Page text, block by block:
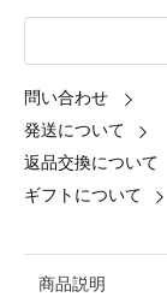
問い合わせ
発送について
返品交換について
ギフトについて
商品説明